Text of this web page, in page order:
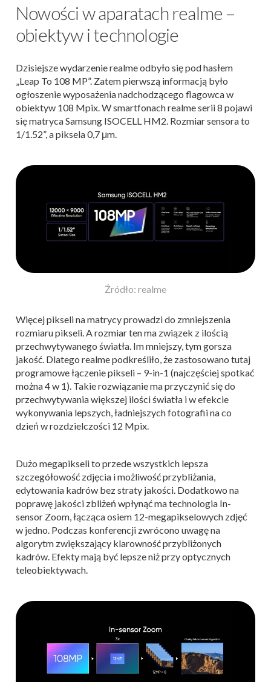
Nowości w aparatach realme –
obiektyw i technologie
Dzisiejsze wydarzenie realme odbyło się pod hasłem
„Leap To 108 MP”. Zatem pierwszą informacją było
ogłoszenie wyposażenia nadchodzącego flagowca w
obiektyw 108 Mpix. W smartfonach realme serii 8 pojawi
się matryca Samsung ISOCELL HM2. Rozmiar sensora to
1/1.52”, a piksela 0,7 μm.
Źródło: realme
Więcej pikseli na matrycy prowadzi do zmniejszenia
rozmiaru pikseli. A rozmiar ten ma związek z ilością
przechwytywanego światła. Im mniejszy, tym gorsza
jakość. Dlatego realme podkreśliło, że zastosowano tutaj
programowe łączenie pikseli – 9-in-1 (najczęściej spotkać
można 4 w 1). Takie rozwiązanie ma przyczynić się do
przechwytywania większej ilości światła i w efekcie
wykonywania lepszych, ładniejszych fotografii na co
dzień w rozdzielczości 12 Mpix.
Dużo megapikseli to przede wszystkich lepsza
szczegółowość zdjęcia i możliwość przybliżania,
edytowania kadrów bez straty jakości. Dodatkowo na
poprawę jakości zbliżeń wpłynąć ma technologia In-
sensor Zoom, łącząca osiem 12-megapikselowych zdjęć
w jedno. Podczas konferencji zwrócono uwagę na
algorytm zwiększający klarowność przybliżonych
kadrów. Efekty mają być lepsze niż przy optycznych
teleobiektywach.